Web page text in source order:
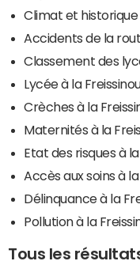
Climat et
Accidents de la
Classement des
Lycée à la
Crèches à la
Maternités à la
Etat des risques à
Accès aux soins à
Délinquance à la
Pollution à la
Tous les